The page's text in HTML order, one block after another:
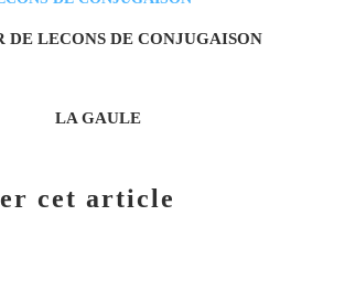
DE LECONS DE CONJUGAISON
LA GAULE
cet article